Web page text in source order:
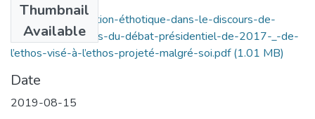
Thumbnail
Available
l’auto-allo-attribution-éthotique-dans-le-discours-de-
marine-le-pen-lors-du-débat-présidentiel-de-2017-_-de-
l’ethos-visé-à-l’ethos-projeté-malgré-soi.pdf(1.01 MB)
Date
2019-08-15